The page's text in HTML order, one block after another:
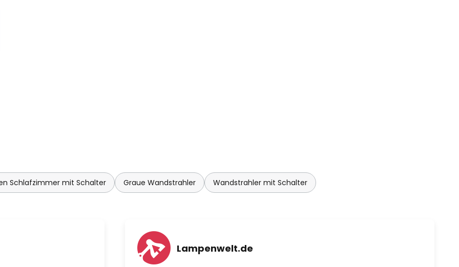
Schlafzimmer mit Schalter Graue Wandstrahler Wandstrahler mit Schalter
Lampenwelt.de